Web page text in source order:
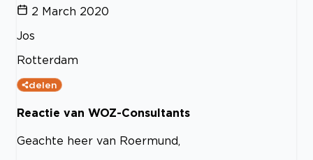
2 March 2020
Jos
Rotterdam
delen
Reactie van WOZ-Consultants
Geachte heer van Roermund,